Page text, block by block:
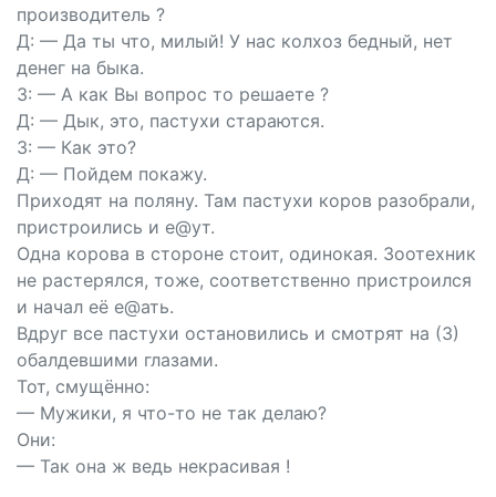
производитель ?
Д: — Да ты что, милый! У нас колхоз бедный, нет
денег на быка.
З: — А как Вы вопрос то решаете ?
Д: — Дык, это, пастухи стараются.
З: — Как это?
Д: — Пойдем покажу.
Приходят на поляну. Там пастухи коров разобрали,
пристроились и е@ут.
Одна корова в стороне стоит, одинокая. Зоотехник
не растерялся, тоже, соответственно пристроился
и начал её е@ать.
Вдруг все пастухи остановились и смотрят на (З)
обалдевшими глазами.
Тот, смущённо:
— Мужики, я что-то не так делаю?
Они:
— Так она ж ведь некрасивая !